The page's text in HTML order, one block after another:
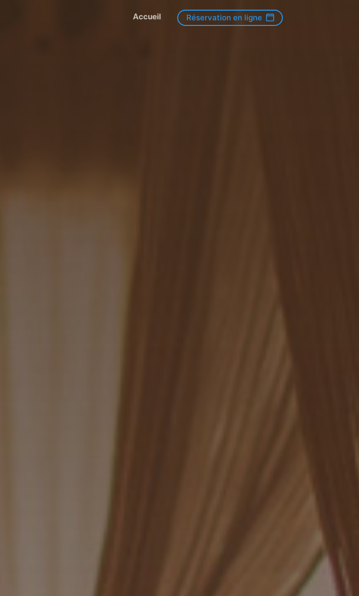
Accueil Réservation en ligne